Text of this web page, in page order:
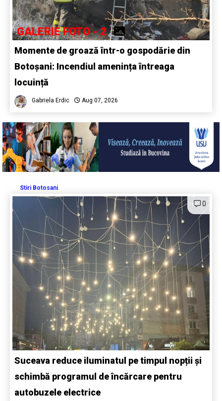
GALERIE FOTO - 2
Momente de groază într-o gospodărie din
Botoșani: Incendiul amenința întreaga
locuință
Gabriela Erdic Aug 07, 2026
Stiri Botosani
0
Suceava reduce iluminatul pe timpul nopții și
schimbă programul de încărcare pentru
autobuzele electrice